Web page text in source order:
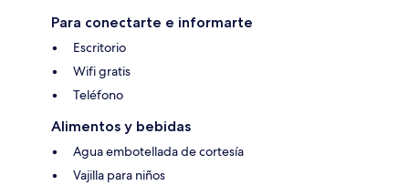
Para conectarte e informarte
Escritorio
Wifi gratis
Teléfono
Alimentos y bebidas
Agua embotellada de cortesía
Vajilla para niños